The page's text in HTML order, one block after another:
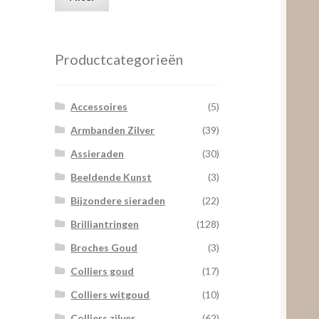
Productcategorieën
Accessoires
(5)
Armbanden Zilver
(39)
Assieraden
(30)
Beeldende Kunst
(3)
Bijzondere sieraden
(22)
Brilliantringen
(128)
Broches Goud
(3)
Colliers goud
(17)
Colliers witgoud
(10)